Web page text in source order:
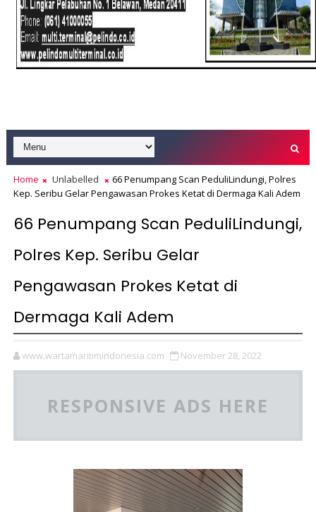
Home Unlabelled
66 Penumpang Scan PeduliLindungi, Polres
Kep. Seribu Gelar Pengawasan Prokes Ketat di Dermaga Kali Adem
66 Penumpang Scan PeduliLindungi,
Polres Kep. Seribu Gelar
Pengawasan Prokes Ketat di
Dermaga Kali Adem
www.wartamaritimindonesia.com November 28, 2022
RESPONSIVE ADS HERE